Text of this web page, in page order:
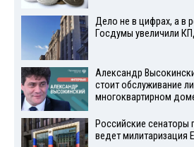
Дело не в цифрах, а в
Госдумы увеличили
Александр
стоит обслуживание
многоквартирном
Российские сенаторы
ведет милитаризация